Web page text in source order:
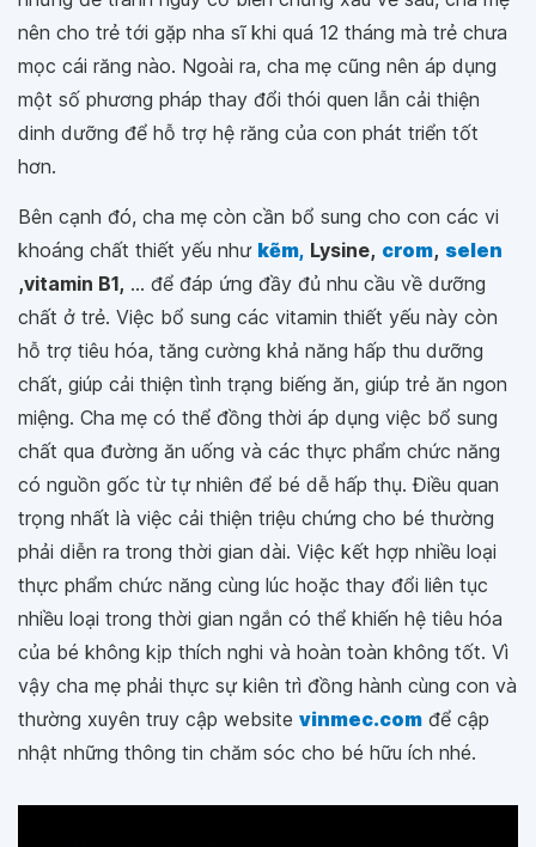
nên cho trẻ tới gặp nha sĩ khi quá 12 tháng mà trẻ chưa
mọc cái răng nào. Ngoài ra, cha mẹ cũng nên áp dụng
một số phương pháp thay đổi thói quen lẫn cải thiện
dinh dưỡng để hỗ trợ hệ răng của con phát triển tốt
hơn.
Bên cạnh đó, cha mẹ còn cần bổ sung cho con các vi
khoáng chất thiết yếu như kẽm, Lysine, crom, selen
,vitamin B1, ... để đáp ứng đầy đủ nhu cầu về dưỡng
chất ở trẻ. Việc bổ sung các vitamin thiết yếu này còn
hỗ trợ tiêu hóa, tăng cường khả năng hấp thu dưỡng
chất, giúp cải thiện tình trạng biếng ăn, giúp trẻ ăn ngon
miệng. Cha mẹ có thể đồng thời áp dụng việc bổ sung
chất qua đường ăn uống và các thực phẩm chức năng
có nguồn gốc từ tự nhiên để bé dễ hấp thụ. Điều quan
trọng nhất là việc cải thiện triệu chứng cho bé thường
phải diễn ra trong thời gian dài. Việc kết hợp nhiều loại
thực phẩm chức năng cùng lúc hoặc thay đổi liên tục
nhiều loại trong thời gian ngắn có thể khiến hệ tiêu hóa
của bé không kịp thích nghi và hoàn toàn không tốt. Vì
vậy cha mẹ phải thực sự kiên trì đồng hành cùng con và
thường xuyên truy cập website vinmec.com để cập
nhật những thông tin chăm sóc cho bé hữu ích nhé.